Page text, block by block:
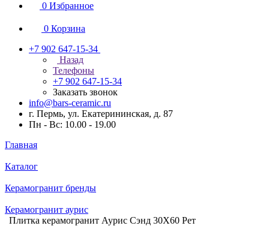
0 Избранное
0 Корзина
+7 902 647-15-34
Назад
Телефоны
+7 902 647-15-34
Заказать звонок
info@bars-ceramic.ru
г. Пермь, ул. Екатерининская, д. 87
Пн - Вс: 10.00 - 19.00
Главная
Каталог
Керамогранит бренды
Керамогранит аурис
Плитка керамогранит Аурис Сэнд 30X60 Рет